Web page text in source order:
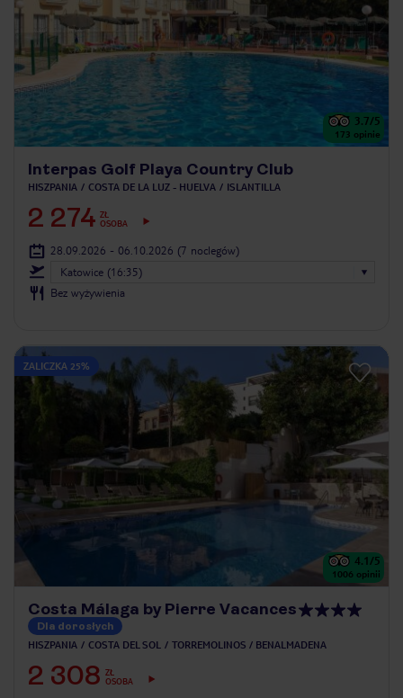
3.7/5
173 opinie
Interpas Golf Playa Country Club
HISZPANIA COSTA DE LA LUZ - HUELVA ISLANTILLA
2 274 ZŁ
OSOBA
28.09.2026 - 06.10.2026 (7 noclegów)
Katowice (16:35)
Bez wyżywienia
ZALICZKA 25%
4.1/5
1006 opinii
Costa Málaga by Pierre Vacances
Dla dorosłych
HISZPANIA COSTA DEL SOL TORREMOLINOS / BENALMADENA
2 308 ZŁ
OSOBA